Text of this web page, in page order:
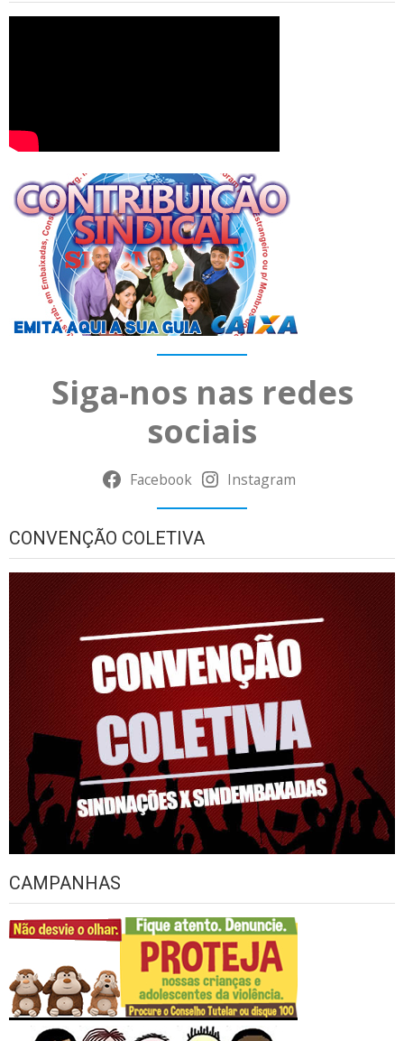
Siga-nos nas redes
sociais
Facebook Instagram
CONVENÇÃO COLETIVA
CAMPANHAS